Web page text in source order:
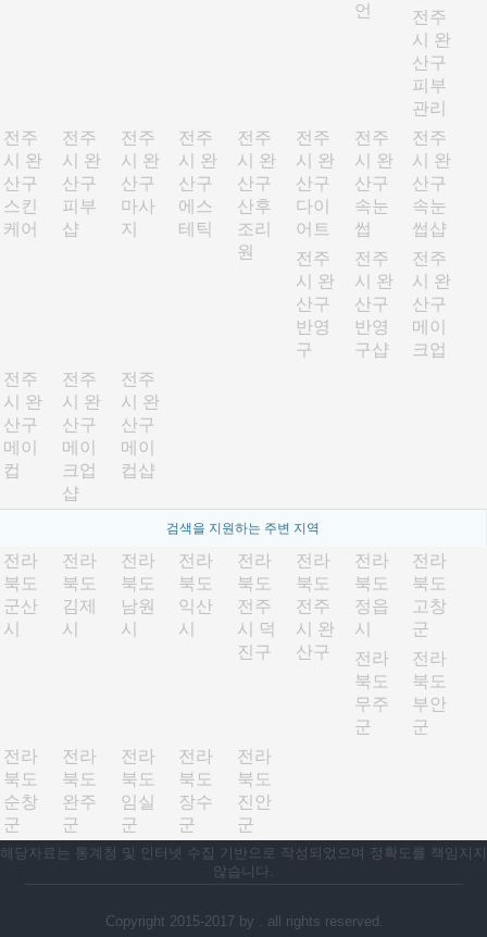
언
전주
시 완
산구
피부
관리
전주
시 완
산구
스킨
케어
전주
시 완
산구
피부
샵
전주
시 완
산구
마사
지
전주
시 완
산구
에스
테틱
전주
시 완
산구
산후
조리
원
전주
시 완
산구
다이
어트
전주
시 완
산구
속눈
썹
전주
시 완
산구
속눈
썹샵
전주
시 완
산구
반영
구
전주
시 완
산구
반영
구샵
전주
시 완
산구
메이
크업
전주
시 완
산구
메이
컵
전주
시 완
산구
메이
크업
샵
전주
시 완
산구
메이
컵샵
검색을 지원하는 주변 지역
전라
북도
군산
시
전라
북도
김제
시
전라
북도
남원
시
전라
북도
익산
시
전라
북도
전주
시 덕
진구
전라
북도
전주
시 완
산구
전라
북도
정읍
시
전라
북도
고창
군
전라
북도
무주
군
전라
북도
부안
군
전라
북도
순창
군
전라
북도
완주
군
전라
북도
임실
군
전라
북도
장수
군
전라
북도
진안
군
해당자료는 통계청 및 인터넷 수집 기반으로 작성되었으며 정확도를 책임지지
않습니다.
Copyright 2015-2017 by . all rights reserved.